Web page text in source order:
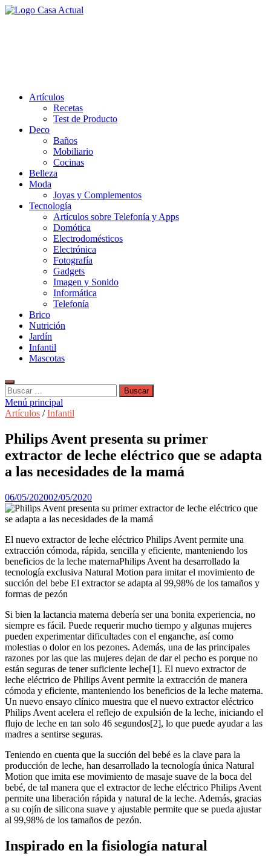
Saltar
Artículos
Recetas
Test de Producto
Deco
Baños
Mobiliario
Cocinas
Belleza
Moda
Joyas y Complementos
Tecnología
Artículos sobre Telefonía y Apps
Domótica
Electrodomésticos
Electrónica
Fotografía
Gadgets
Imagen y Sonido
Informática
Telefonía
Brico
Nutrición
Jardín
Infantil
Mascotas
Buscar:
Menú principal
Artículos /Infantil
Philips Avent presenta su primer
extractor de leche eléctrico que se adapta
a las necesidades de la mamá
06/05/202002/05/2020
El nuevo extractor de leche eléctrico Philips Avent permite una
extracción cómoda, rápida, sencilla y eficiente, manteniendo los
beneficios de la leche maternaPhilips Avent ha desarrollado la
tecnología exclusiva Natural Motion para imitar el movimiento de
succión del bebe El extractor se adapta al 99,98% de los tamaños y
formas de pezón
Si bien la lactancia materna debería ser una bonita experiencia, no
siempre es fácil. Puede requerir mucho tiempo y algunas mujeres
pueden experimentar dificultades con el enganche, así como
molestias o dolor en los pezones. Además, una de las principales
razones por las que las mujeres dejan de dar el pecho es porque no
están seguras de tener suficiente leche[1]. El nuevo extractor de
leche eléctrico de Philips Avent permite la extracción de manera
cómoda y eficiente, manteniendo los beneficios de la leche materna.
Un nuevo ensayo clínico muestra que el nuevo extractor eléctrico
Philips Avent acelera el reflejo de expulsión de la leche, iniciando el
flujo de leche en tan solo 46 segundos[2], lo que puede ayudar a las
madres a sentirse seguras.
Teniendo en cuenta que la succión del bebé es la clave para la
producción de leche, han desarrollado la tecnología única Natural
Motion que imita ese movimiento de masaje suave de la boca del
bebé, de tal manera que el extractor de leche eléctrico Philips Avent
permite una liberación rápida y natural de la leche. Además, gracias
a su cojín de silicona suave y ajustable permite que se pueda ajustar
al 99,98% de los tamaños de pezón.
Inspirado en la fisiología natural